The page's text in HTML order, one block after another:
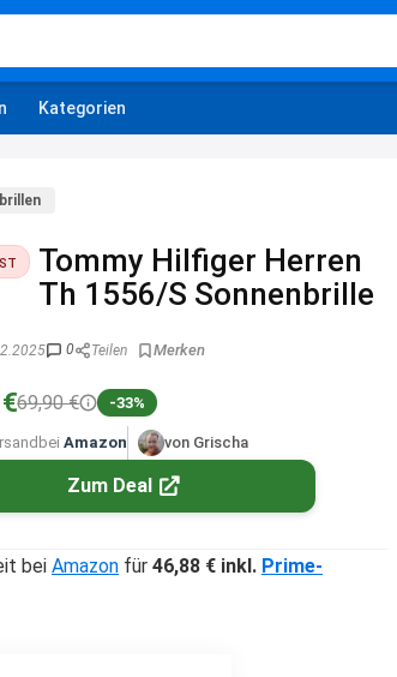
Kategorien
Tommy Hilfiger Herren
Th 1556/S Sonnenbrille
0 Teilen
69,90 € -33%
bei Amazon von Grischa
Zum Deal
bei Amazon für 46,88 € inkl. Prime-